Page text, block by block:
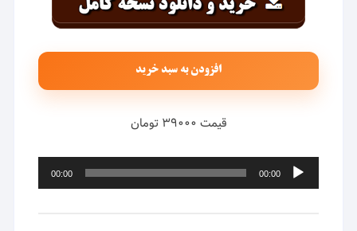
افزودن به سبد خرید
قیمت ۳۹۰۰۰ تومان
پخش‌کننده
صوت
00:00
00:00